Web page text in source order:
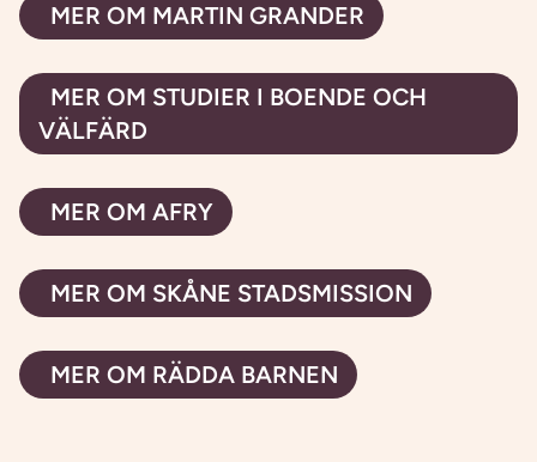
MER OM MARTIN GRANDER
MER OM STUDIER I BOENDE OCH
VÄLFÄRD
MER OM AFRY
MER OM SKÅNE STADSMISSION
MER OM RÄDDA BARNEN